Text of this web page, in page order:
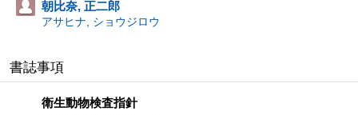
朝比奈, 正二郎
アサヒナ, ショウジロウ
書誌事項
衛生動物検査指針